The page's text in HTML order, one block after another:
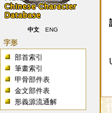
中文 ENG
字形
部首索引
筆畫索引
甲骨部件表
金文部件表
形義源流通解